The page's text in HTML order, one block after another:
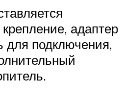
адаптер
для подключения,